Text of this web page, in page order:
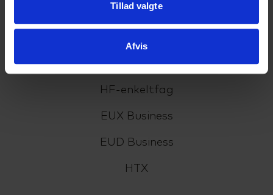
Tillad valgte
Afvis
Uddannelser
HF2
HF-enkeltfag
EUX Business
EUD Business
HTX